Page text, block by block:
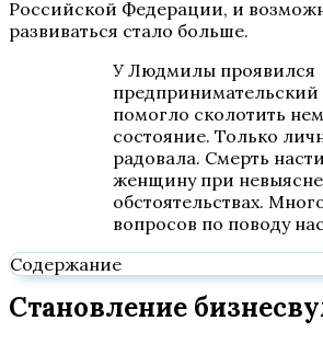
Российской Федерации, и
развиваться стало больше.
У Людмилы проявился
предпринимательский
помогло сколотить
состояние. Только
радовала. Смерть
женщину при
обстоятельствах.
вопросов по поводу
Содержание
Становление